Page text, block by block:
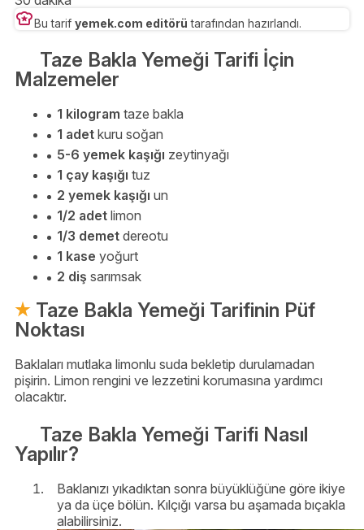
Bu tarif yemek.com editörü tarafından hazırlandı.
Taze Bakla Yemeği Tarifi İçin
Malzemeler
1 kilogram taze bakla
1 adet kuru soğan
5-6 yemek kaşığı zeytinyağı
1 çay kaşığı tuz
2 yemek kaşığı un
1/2 adet limon
1/3 demet dereotu
1 kase yoğurt
2 diş sarımsak
Taze Bakla Yemeği Tarifinin Püf
Noktası
Baklaları mutlaka limonlu suda bekletip durulamadan
pişirin. Limon rengini ve lezzetini korumasına yardımcı
olacaktır.
Taze Bakla Yemeği Tarifi Nasıl
Yapılır?
Baklanızı yıkadıktan sonra büyüklüğüne göre ikiye
ya da üçe bölün. Kılçığı varsa bu aşamada bıçakla
alabilirsiniz.